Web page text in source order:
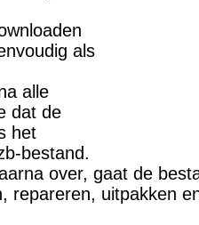
als
alle
dat de
het
bestand.
over, gaat de
repareren, uitpakken